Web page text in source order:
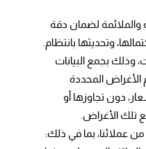
والملائمة لضمان دقة
وتحديثها بانتظام.
وذلك بجمع البيانات
المحددة
دون تجاوزها أو
تلك الأغراض.
عملائنا، بما في ذلك: